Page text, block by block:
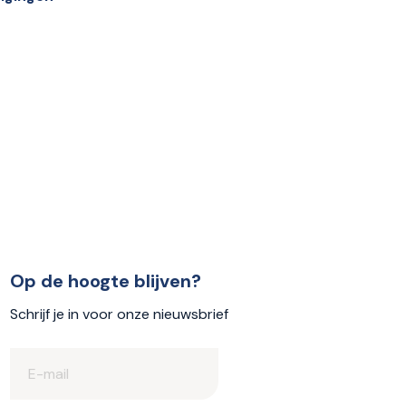
Op de hoogte blijven?
Schrijf je in voor onze nieuwsbrief